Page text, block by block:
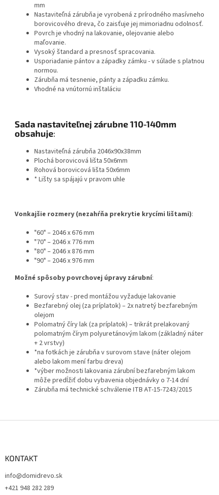
mm
Nastaviteľná zárubňa je vyrobená z prírodného masívneho
borovicového dreva, čo zaisťuje jej mimoriadnu odolnosť.
Povrch je vhodný na lakovanie, olejovanie alebo
maľovanie.
Vysoký štandard a presnosť spracovania.
Usporiadanie pántov a západky zámku - v súlade s platnou
normou.
Zárubňa má tesnenie, pánty a západku zámku.
Vhodné na vnútornú inštaláciu
Sada nastaviteľnej zárubne 110-140mm
obsahuje:
Nastaviteľná zárubňa 2046x90x38mm
Plochá borovicová lišta 50x6mm
Rohová borovicová lišta 50x6mm
* Lišty sa spájajú v pravom uhle
Vonkajšie rozmery (nezahŕňa prekrytie krycími lištami):
"60" – 2046 x 676 mm
"70" – 2046 x 776 mm
"80" – 2046 x 876 mm
"90" – 2046 x 976 mm
Možné spôsoby povrchovej úpravy zárubní:
Surový stav - pred montážou vyžaduje lakovanie
Bezfarebný olej (za príplatok) – 2x natretý bezfarebným
olejom
Polomatný číry lak (za príplatok) – trikrát prelakovaný
polomatným čírym polyuretánovým lakom (základný náter
+ 2 vrstvy)
*na fotkách je zárubňa v surovom stave (náter olejom
alebo lakom mení farbu dreva)
*výber možnosti lakovania zárubní bezfarebným lakom
môže predĺžiť dobu vybavenia objednávky o 7-14 dní
Zárubňa má technické schválenie ITB AT-15-7243/2015
KONTAKT
info@domidrevo.sk
+421 948 282 289